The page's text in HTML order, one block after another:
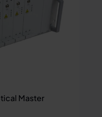
Master